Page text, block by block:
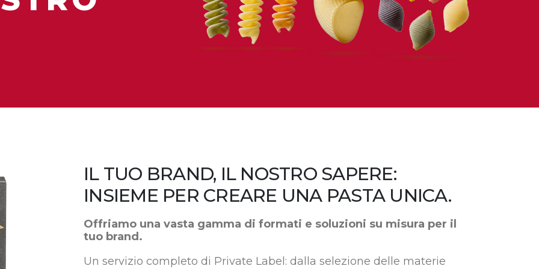
IL TUO BRAND, IL NOSTRO SAPERE:
INSIEME PER CREARE UNA PASTA UNICA.
Offriamo una vasta gamma di formati e soluzioni su misura per il
tuo brand.
Un servizio completo di Private Label: dalla selezione delle materie